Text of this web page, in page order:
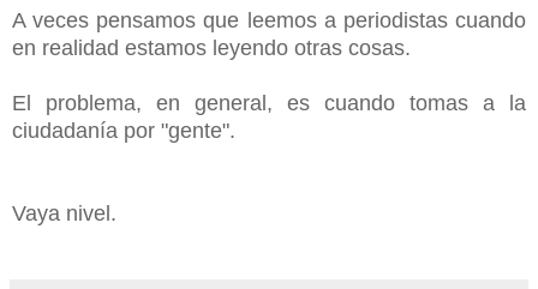
A veces pensamos que leemos a periodistas cuando
en realidad estamos leyendo otras cosas.
El problema, en general, es cuando tomas a la
ciudadanía por "gente".
Vaya nivel.